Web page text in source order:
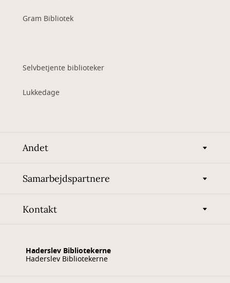
Gram Bibliotek
Selvbetjente biblioteker
Lukkedage
Andet
Samarbejdspartnere
Kontakt
Haderslev Bibliotekerne
Haderslev Bibliotekerne